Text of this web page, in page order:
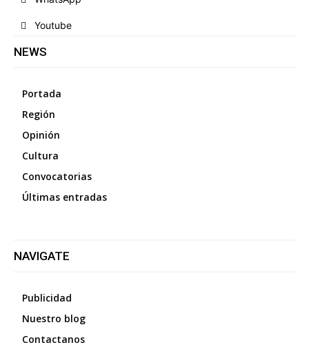
Youtube
NEWS
Portada
Región
Opinión
Cultura
Convocatorias
Últimas entradas
NAVIGATE
Publicidad
Nuestro blog
Contactanos